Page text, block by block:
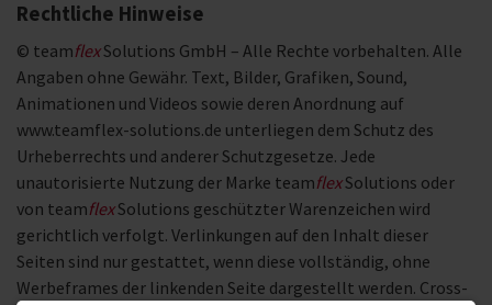
Rechtliche Hinweise
© teamflexSolutions GmbH – Alle Rechte vorbehalten. Alle
Angaben ohne Gewähr. Text, Bilder, Grafiken, Sound,
Animationen und Videos sowie deren Anordnung auf
www.teamflex-solutions.de unterliegen dem Schutz des
Urheberrechts und anderer Schutzgesetze. Jede
unautorisierte Nutzung der Marke teamflexSolutions oder
von teamflexSolutions geschützter Warenzeichen wird
gerichtlich verfolgt. Verlinkungen auf den Inhalt dieser
Seiten sind nur gestattet, wenn diese vollständig, ohne
Werbeframes der linkenden Seite dargestellt werden. Cross-